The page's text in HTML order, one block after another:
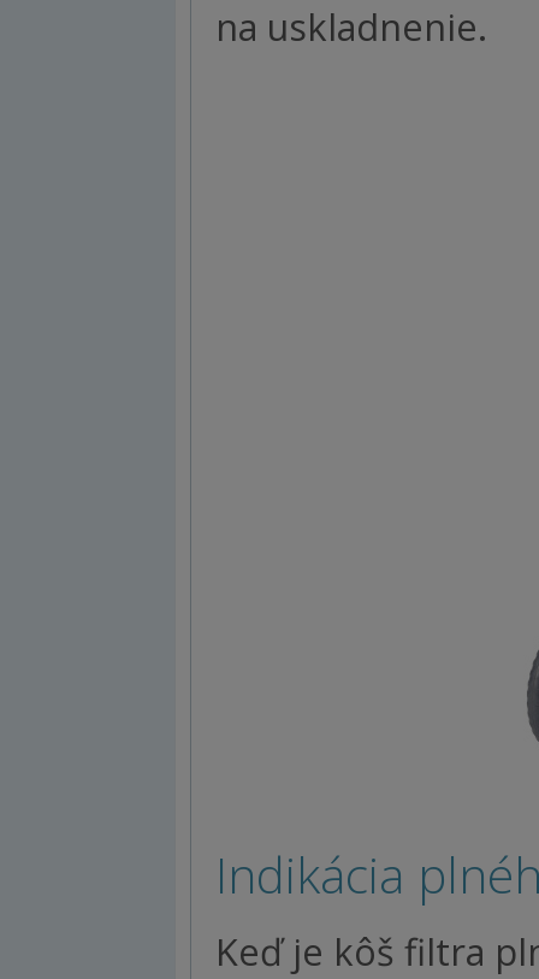
na uskladnenie.
Indikácia
Keď je kôš filtra